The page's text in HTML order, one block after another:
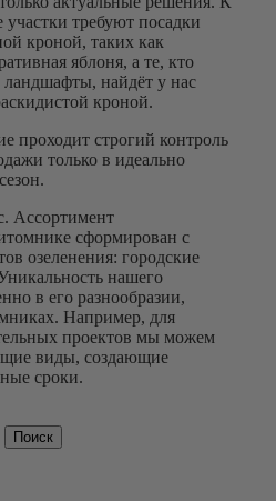
требуют посадки
кроной, таких как
яблоня, а те, кто
ландшафты, найдёт у нас
кроной.
проходит строгий контроль
только в идеально
Ассортимент
сформирован с
озеленения: городские
нашего
в его разнообразии,
Например, для
проектов мы можем
виды, создающие
сроки.
Поиск